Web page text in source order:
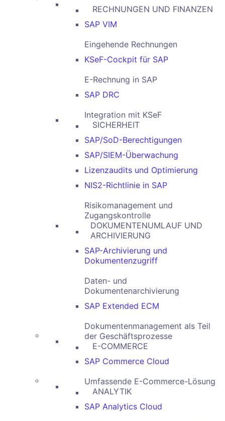
RECHNUNGEN UND FINANZEN
SAP VIM
Eingehende Rechnungen
KSeF-Cockpit für SAP
E-Rechnung in SAP
SAP DRC
Integration mit KSeF
SICHERHEIT
SAP/SoD-Berechtigungen
SAP/SIEM-Überwachung
Lizenzaudits und Optimierung
NIS2-Richtlinie in SAP
Risikomanagement und
Zugangskontrolle
DOKUMENTENUMLAUF UND
ARCHIVIERUNG
SAP-Archivierung und
Dokumentenzugriff
Daten- und
Dokumentenarchivierung
SAP Extended ECM
Dokumentenmanagement als Teil
der Geschäftsprozesse
E-COMMERCE
SAP Commerce Cloud
Umfassende E-Commerce-Lösung
ANALYTIK
SAP Analytics Cloud